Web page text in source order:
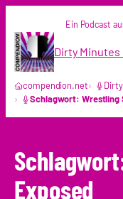
Inhalt
springen
Ein Podcast
Dirty Minutes
compendion.net
Schlagwort: Wrestling
Exposed